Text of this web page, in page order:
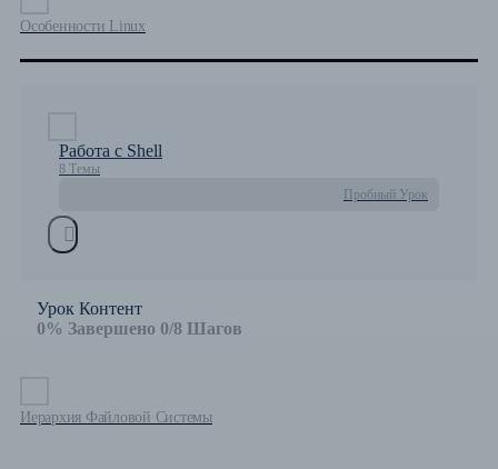
Особенности Linux
Работа с Shell
8 Темы
Пробный Урок
Урок Контент
0% Завершено 0/8 Шагов
Иерархия Файловой Системы